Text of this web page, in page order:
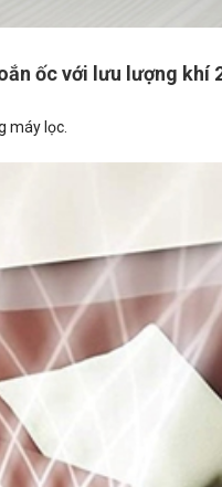
ốc với lưu lượng
máy lọc.